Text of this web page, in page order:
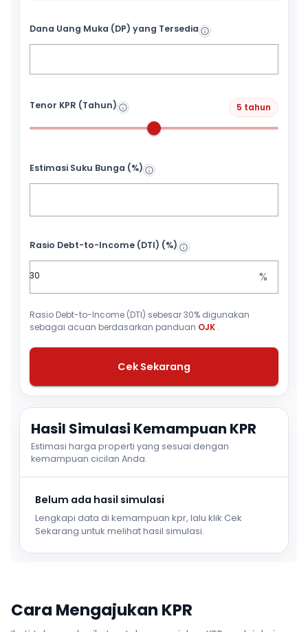
Dana Uang Muka (DP) yang Tersedia
Tenor KPR (Tahun) 5 tahun
Estimasi Suku Bunga (%)
Rasio Debt-to-Income (DTI) (%)
%
Rasio Debt-to-Income (DTI) sebesar 30% digunakan
sebagai acuan berdasarkan panduan OJK .
Cek Sekarang
Hasil Simulasi Kemampuan KPR
Estimasi harga properti yang sesuai dengan
kemampuan cicilan Anda.
Belum ada hasil simulasi
Lengkapi data di kemampuan kpr, lalu klik Cek
Sekarang untuk melihat hasil simulasi.
Cara Mengajukan KPR